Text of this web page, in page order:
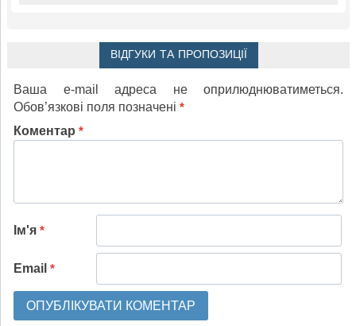
ВІДГУКИ ТА ПРОПОЗИЦІЇ
Ваша e-mail адреса не оприлюднюватиметься.
Обов’язкові поля позначені *
Коментар *
Ім'я *
Email *